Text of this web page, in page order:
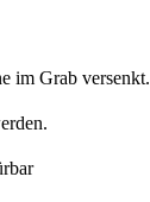
im Grab versenkt.